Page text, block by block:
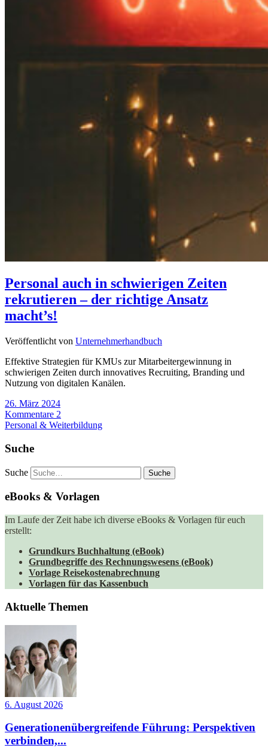
Personal auch in schwierigen Zeiten
rekrutieren – der richtige Ansatz
macht’s!
Veröffentlicht von Unternehmerhandbuch
Effektive Strategien für KMUs zur Mitarbeitergewinnung in
schwierigen Zeiten durch innovatives Recruiting, Branding und
Nutzung von digitalen Kanälen.
26. März 2024
Kommentare 2
Personal & Weiterbildung
Suche
Suche
eBooks & Vorlagen
Im Laufe der Zeit habe ich diverse eBooks & Vorlagen für euch
erstellt:
Grundkurs Buchhaltung (eBook)
Grundbegriffe des Rechnungswesens (eBook)
Vorlage Reisekostenabrechnung
Vorlagen für das Kassenbuch
Aktuelle Themen
6. August 2026
Generationenübergreifende Führung: Perspektiven
verbinden,...